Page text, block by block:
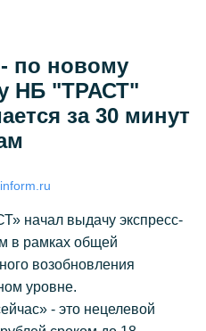
по новому
НБ "ТРАСТ"
за 30 минут
начал выдачу экспресс-
в рамках общей
возобновления
уровне.
- это нецелевой